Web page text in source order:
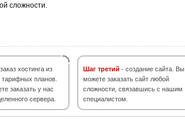
сложности.
хостинга из
планов.
заказать у нас
сервера.
Шаг третий - создание сайта. Вы
можете заказать сайт любой
сложности, связавшись с нашим
специалистом.